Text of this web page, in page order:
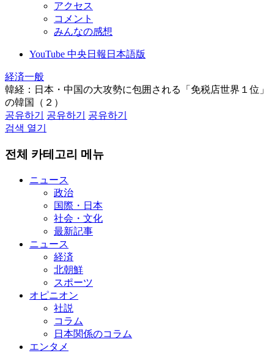
アクセス
コメント
みんなの感想
YouTube 中央日報日本語版
経済一般
韓経：日本・中国の大攻勢に包囲される「免税店世界１位」
の韓国（２）
공유하기
공유하기
공유하기
검색 열기
전체 카테고리 메뉴
ニュース
政治
国際・日本
社会・文化
最新記事
ニュース
経済
北朝鮮
スポーツ
オピニオン
社説
コラム
日本関係のコラム
エンタメ